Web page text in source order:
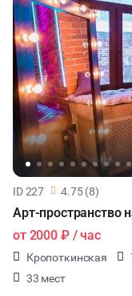
ID 227 4.75 (8)
Арт-пространство
от 2000 ₽/ час
Кропоткинская
33 мест